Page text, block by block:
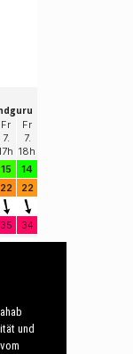
und